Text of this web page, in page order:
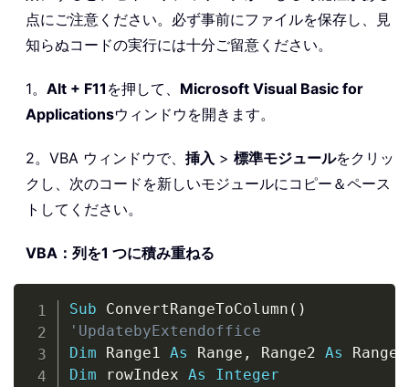
点にご注意ください。必ず事前にファイルを保存し、見
知らぬコードの実行には十分ご留意ください。
1。 Alt + F11 を押して、 Microsoft Visual Basic for
Applicationsウィンドウを開きます。
2。VBA ウィンドウで、 挿入 > 標準モジュールをクリッ
クし、次のコードを新しいモジュールにコピー＆ペース
トしてください。
VBA：列を1 つに積み重ねる
Sub ConvertRangeToColumn ( )
'UpdatebyExtendoffice
Dim Range1 As Range , Range2 As Range
Dim rowIndex As
Integer